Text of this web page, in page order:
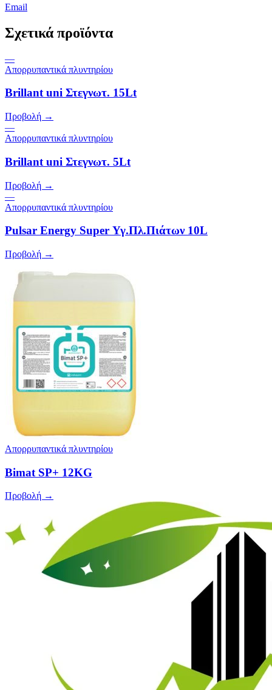
Email
Σχετικά προϊόντα
—
Απορρυπαντικά πλυντηρίου
Brillant uni Στεγνωτ. 15Lt
Προβολή →
—
Απορρυπαντικά πλυντηρίου
Brillant uni Στεγνωτ. 5Lt
Προβολή →
—
Απορρυπαντικά πλυντηρίου
Pulsar Energy Super Υγ.Πλ.Πιάτων 10L
Προβολή →
Απορρυπαντικά πλυντηρίου
Bimat SP+ 12KG
Προβολή →